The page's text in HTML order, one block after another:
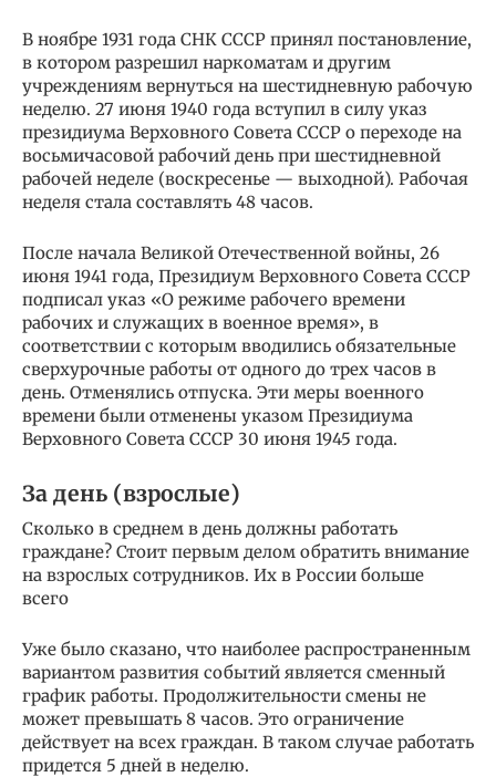
В ноябре 1931 года СНК СССР принял постановление,
в котором разрешил наркоматам и другим
учреждениям вернуться на шестидневную рабочую
неделю. 27 июня 1940 года вступил в силу указ
президиума Верховного Совета СССР о переходе на
восьмичасовой рабочий день при шестидневной
рабочей неделе (воскресенье — выходной). Рабочая
неделя стала составлять 48 часов.
После начала Великой Отечественной войны, 26
июня 1941 года, Президиум Верховного Совета СССР
подписал указ «О режиме рабочего времени
рабочих и служащих в военное время», в
соответствии с которым вводились обязательные
сверхурочные работы от одного до трех часов в
день. Отменялись отпуска. Эти меры военного
времени были отменены указом Президиума
Верховного Совета СССР 30 июня 1945 года.
За день (взрослые)
Сколько в среднем в день должны работать
граждане? Стоит первым делом обратить внимание
на взрослых сотрудников. Их в России больше
всего
Уже было сказано, что наиболее распространенным
вариантом развития событий является сменный
график работы. Продолжительности смены не
может превышать 8 часов. Это ограничение
действует на всех граждан. В таком случае работать
придется 5 дней в неделю.